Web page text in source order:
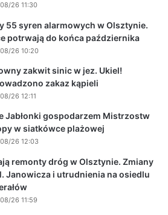
26 11:30
55 syren alarmowych w Olsztynie.
potrwają do końca października
26 10:20
zakwit sinic w jez. Ukiel!
zakaz kąpieli
26 12:11
Jabłonki gospodarzem Mistrzostw
w siatkówce plażowej
26 12:03
remonty dróg w Olsztynie. Zmiany
Janowicza i utrudnienia na osiedlu
26 11:59